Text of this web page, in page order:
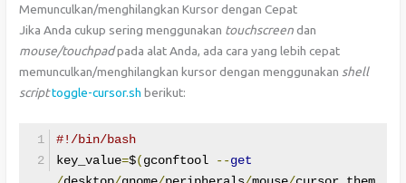
Memunculkan/menghilangkan Kursor dengan Cepat
Jika Anda cukup sering menggunakan touchscreendan
mouse/touchpadpada alat Anda, ada cara yang lebih cepat
memunculkan/menghilangkan kursor dengan menggunakan shell
scripttoggle-cursor.sh berikut:
#!/bin/bash
key_value=$( gconftool --get